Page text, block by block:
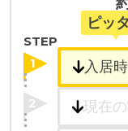
ピッ
STEP
1
2